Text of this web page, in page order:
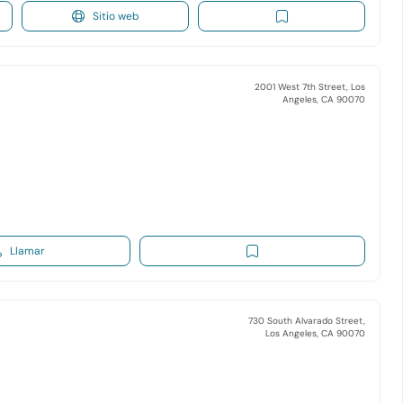
Sitio web
2001 West 7th Street, Los
Angeles, CA 90070
Llamar
730 South Alvarado Street,
Los Angeles, CA 90070